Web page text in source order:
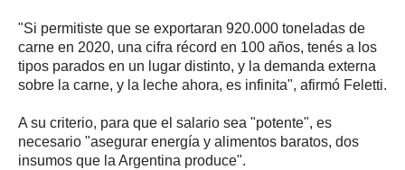
"Si permitiste que se exportaran 920.000 toneladas de
carne en 2020, una cifra récord en 100 años, tenés a los
tipos parados en un lugar distinto, y la demanda externa
sobre la carne, y la leche ahora, es infinita", afirmó Feletti.
A su criterio, para que el salario sea "potente", es
necesario "asegurar energía y alimentos baratos, dos
insumos que la Argentina produce".